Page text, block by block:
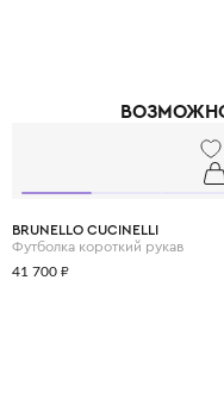
BRUNELLO CUCINELLI
Футболка короткий рукав
41 700 ₽